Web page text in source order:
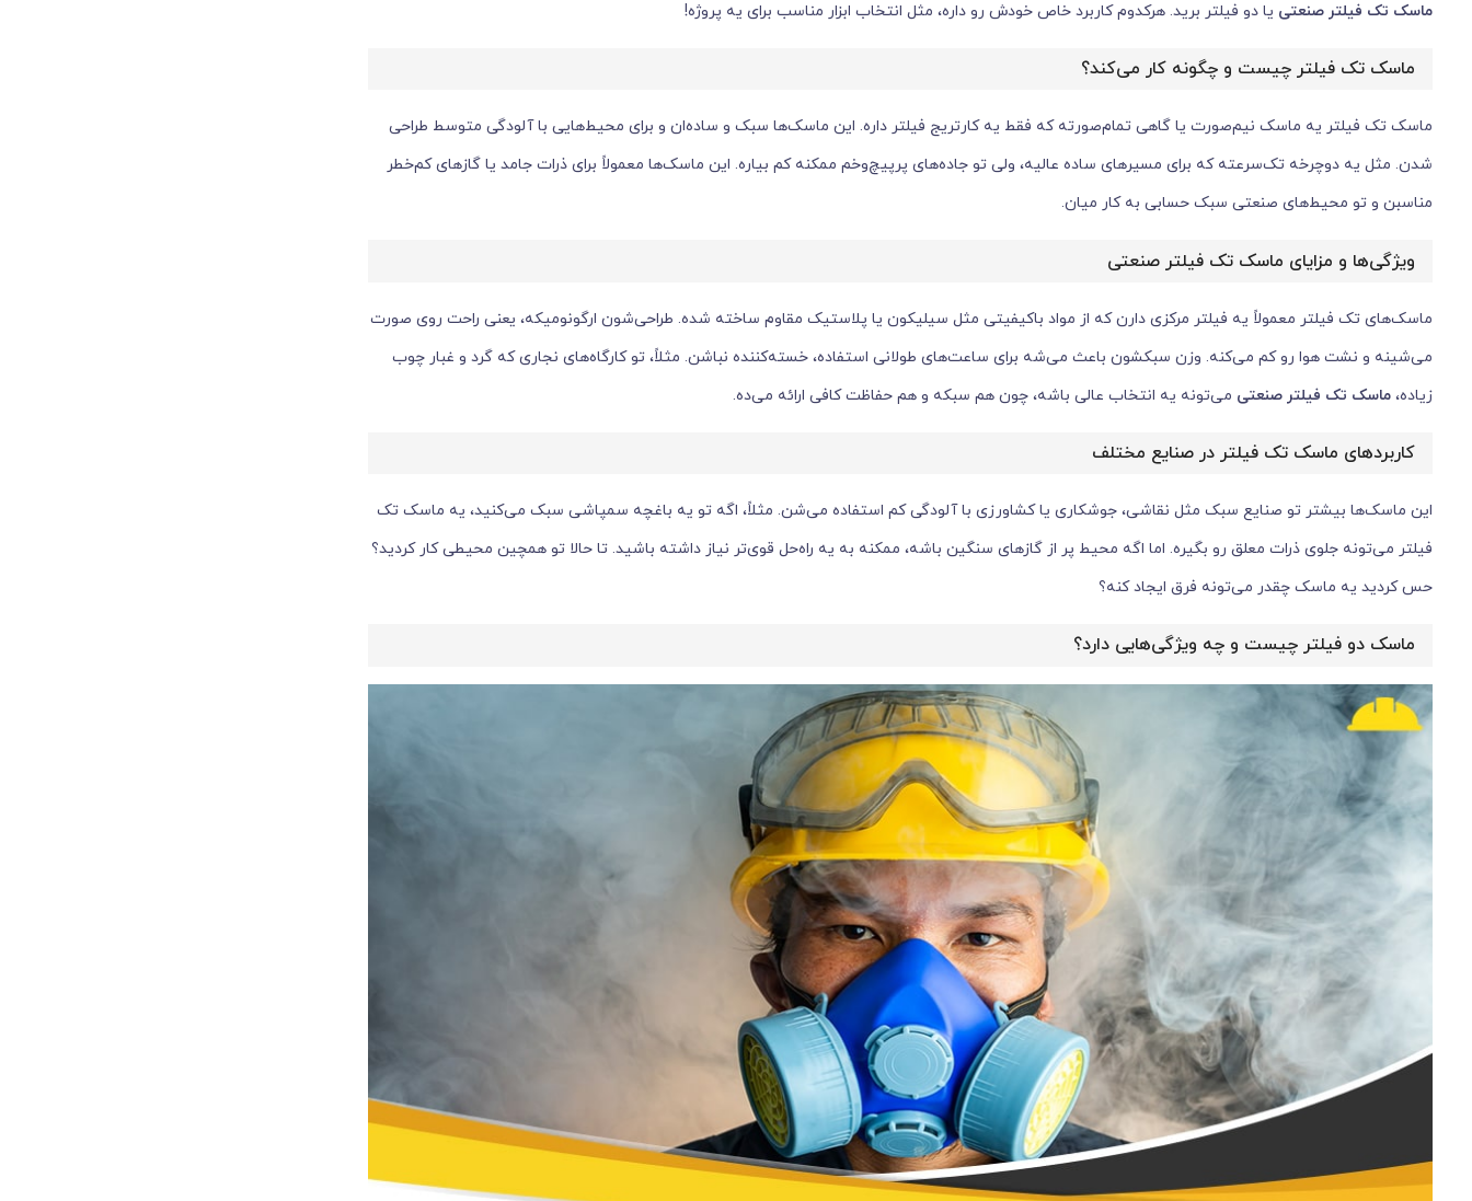
ماسک تک فیلتر صنعتی یا دو فیلتر برید. هرکدوم کاربرد خاص خودش رو داره، مثل انتخاب ابزار مناسب برای یه پروژه!
ماسک تک فیلتر چیست و چگونه کار می‌کند؟
ماسک تک فیلتر یه ماسک نیم‌صورت یا گاهی تمام‌صورته که فقط یه کارتریج فیلتر داره. این ماسک‌ها سبک و ساده‌ان و برای محیط‌هایی با آلودگی متوسط طراحی
شدن. مثل یه دوچرخه تک‌سرعته که برای مسیرهای ساده عالیه، ولی تو جاده‌های پرپیچ‌وخم ممکنه کم بیاره. این ماسک‌ها معمولاً برای ذرات جامد یا گازهای کم‌خطر
مناسبن و تو محیط‌های صنعتی سبک حسابی به کار میان.
ویژگی‌ها و مزایای ماسک تک فیلتر صنعتی
ماسک‌های تک فیلتر معمولاً یه فیلتر مرکزی دارن که از مواد باکیفیتی مثل سیلیکون یا پلاستیک مقاوم ساخته شده. طراحی‌شون ارگونومیکه، یعنی راحت روی صورت
می‌شینه و نشت هوا رو کم می‌کنه. وزن سبکشون باعث می‌شه برای ساعت‌های طولانی استفاده، خسته‌کننده نباشن. مثلاً، تو کارگاه‌های نجاری که گرد و غبار چوب
زیاده، ماسک تک فیلتر صنعتی می‌تونه یه انتخاب عالی باشه، چون هم سبکه و هم حفاظت کافی ارائه می‌ده.
کاربردهای ماسک تک فیلتر در صنایع مختلف
این ماسک‌ها بیشتر تو صنایع سبک مثل نقاشی، جوشکاری یا کشاورزی با آلودگی کم استفاده می‌شن. مثلاً، اگه تو یه باغچه سمپاشی سبک می‌کنید، یه ماسک تک
فیلتر می‌تونه جلوی ذرات معلق رو بگیره. اما اگه محیط پر از گازهای سنگین باشه، ممکنه به یه راه‌حل قوی‌تر نیاز داشته باشید. تا حالا تو همچین محیطی کار کردید؟
حس کردید یه ماسک چقدر می‌تونه فرق ایجاد کنه؟
ماسک دو فیلتر چیست و چه ویژگی‌هایی دارد؟